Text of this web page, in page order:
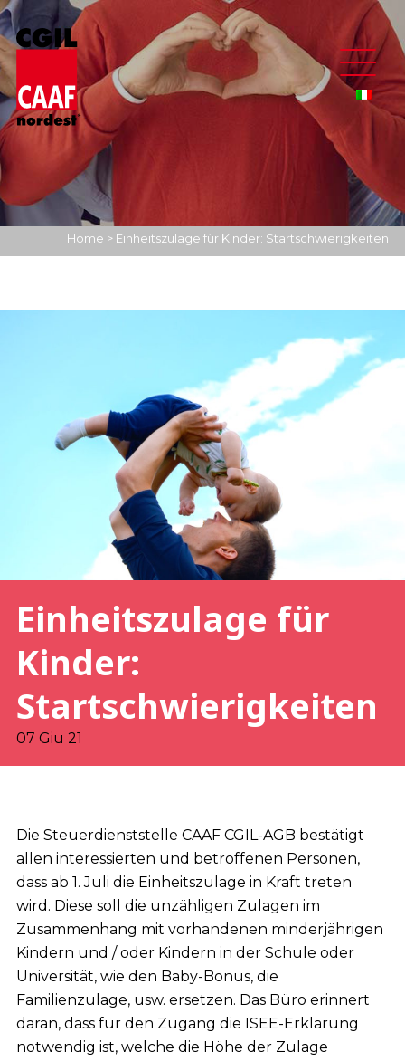
Home > Einheitszulage für Kinder: Startschwierigkeiten
Einheitszulage für
Kinder:
Startschwierigkeiten
07 Giu 21
Die Steuerdienststelle CAAF CGIL-AGB bestätigt
allen interessierten und betroffenen Personen,
dass ab 1. Juli die Einheitszulage in Kraft treten
wird. Diese soll die unzähligen Zulagen im
Zusammenhang mit vorhandenen minderjährigen
Kindern und / oder Kindern in der Schule oder
Universität, wie den Baby-Bonus, die
Familienzulage, usw. ersetzen. Das Büro erinnert
daran, dass für den Zugang die ISEE-Erklärung
notwendig ist, welche die Höhe der Zulage